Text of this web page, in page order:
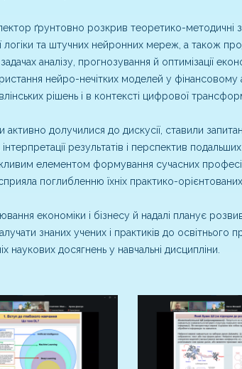
ґрунтовно розкрив теоретико-методичні
логіки та штучних нейронних мереж, а також
аналізу, прогнозування й оптимізації
нейро-нечітких моделей у фінансовому
рішень і в контексті цифрової
активно долучилися до дискусії, ставили
інтерпретації результатів і перспектив
елементом формування сучасних
поглибленню їхніх практико-орієнтованих
економіки і бізнесу й надалі планує
знаних учених і практиків до освітнього
наукових досягнень у навчальні дисципліни.